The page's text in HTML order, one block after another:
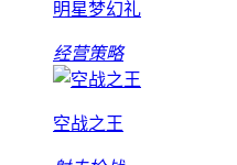
明星梦幻礼
经营策略
空战之王